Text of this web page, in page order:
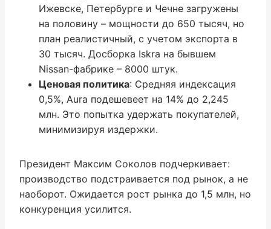
Ижевске, Петербурге и Чечне загружены
на половину – мощности до 650 тысяч, но
план реалистичный, с учетом экспорта в
30 тысяч. Досборка Iskra на бывшем
Nissan-фабрике – 8000 штук.
Ценовая политика: Средняя индексация
0,5%, Aura подешевеет на 14% до 2,245
млн. Это попытка удержать покупателей,
минимизируя издержки.
Президент Максим Соколов подчеркивает:
производство подстраивается под рынок, а не
наоборот. Ожидается рост рынка до 1,5 млн, но
конкуренция усилится.